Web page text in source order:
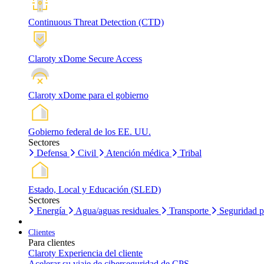
Continuous Threat Detection (CTD)
Claroty xDome Secure Access
Claroty xDome para el gobierno
Gobierno federal de los EE. UU.
Sectores
Defensa
Civil Atención médica Tribal
Estado, Local y Educación (SLED)
Sectores
Energía
Agua/aguas residuales Transporte Seguridad
Clientes
Para clientes
Claroty Experiencia del cliente